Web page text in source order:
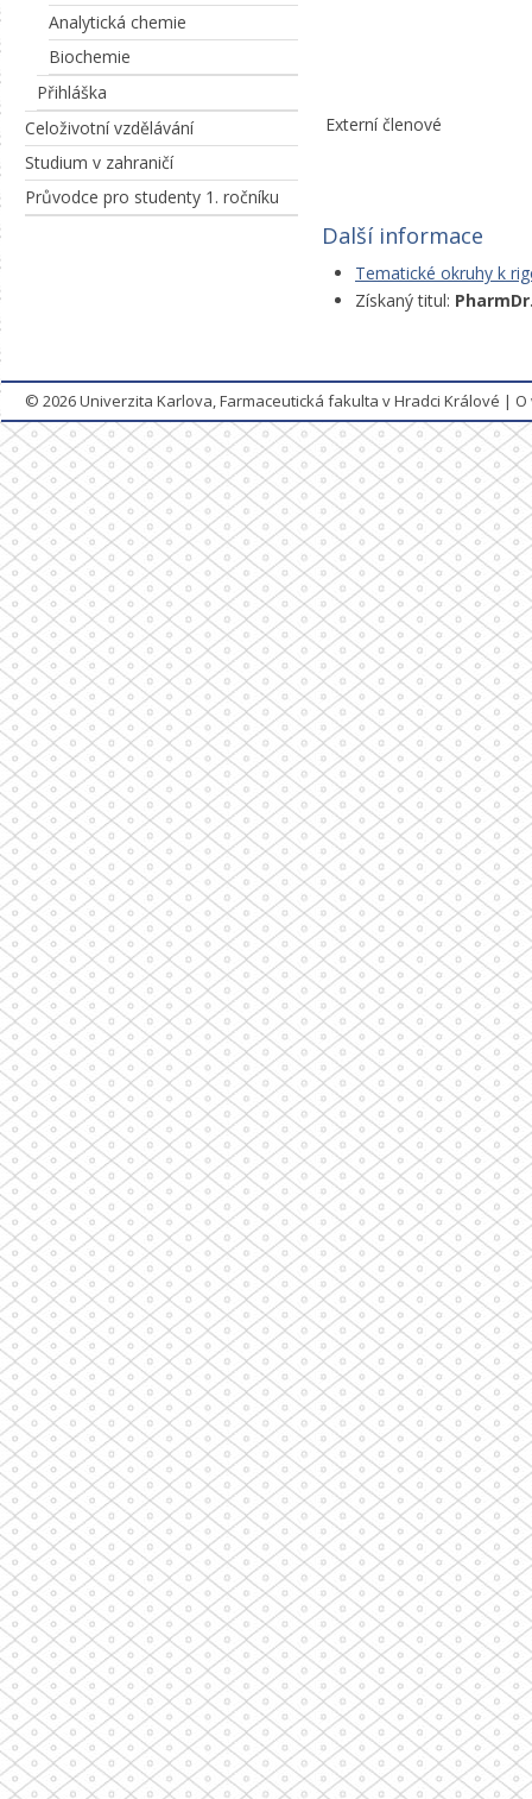
Analytická chemie
Biochemie
Přihláška
Celoživotní vzdělávání
Studium v zahraničí
Průvodce pro studenty 1. ročníku
Externí členové
Další informace
Tematické okruhy k
Získaný titul:
© 2026Univerzita Karlova, Farmaceutická fakulta v Hradci Králové |